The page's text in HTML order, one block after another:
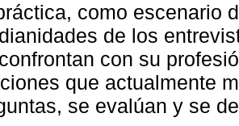
como escenario
de los
con su
que actualmente
se evalúan y se